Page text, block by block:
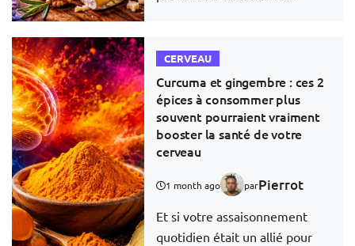
CERVEAU
Curcuma et gingembre : ces 2
épices à consommer plus
souvent pourraient vraiment
booster la santé de votre
cerveau
1 month ago parPierrot
Et si votre assaisonnement
quotidien était un allié pour